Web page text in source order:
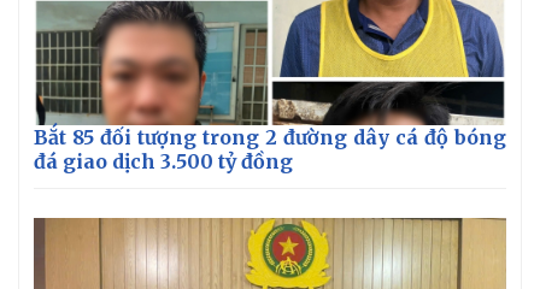
Bắt 85 đối tượng trong 2 đường dây cá độ bóng
đá giao dịch 3.500 tỷ đồng